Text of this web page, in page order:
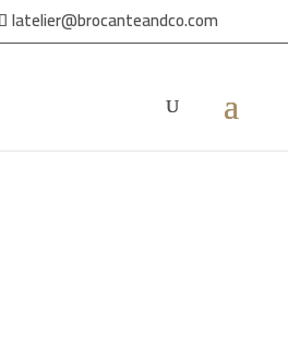
latelier@brocanteandco.com
/ Porte-couteaux en